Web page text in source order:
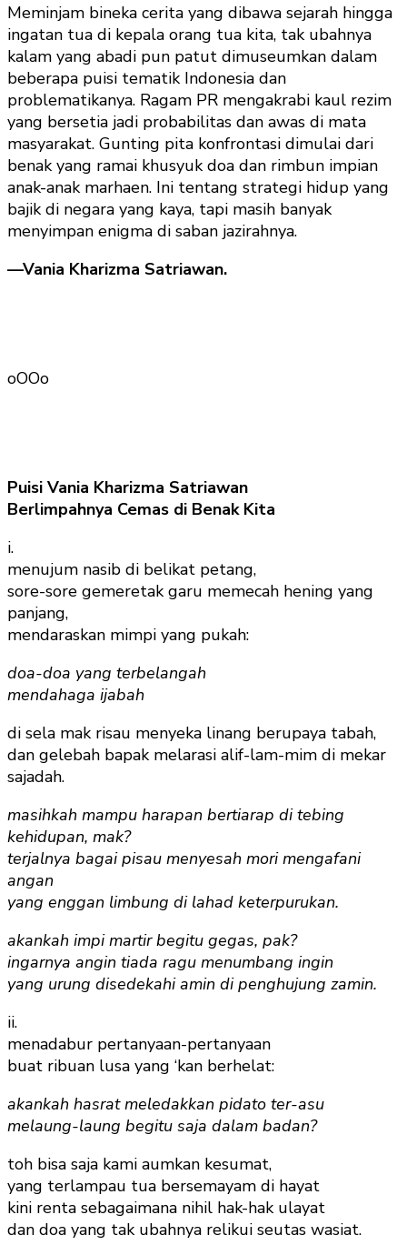
Meminjam bineka cerita yang dibawa sejarah hingga
ingatan tua di kepala orang tua kita, tak ubahnya
kalam yang abadi pun patut dimuseumkan dalam
beberapa puisi tematik Indonesia dan
problematikanya. Ragam PR mengakrabi kaul rezim
yang bersetia jadi probabilitas dan awas di mata
masyarakat. Gunting pita konfrontasi dimulai dari
benak yang ramai khusyuk doa dan rimbun impian
anak-anak marhaen. Ini tentang strategi hidup yang
bajik di negara yang kaya, tapi masih banyak
menyimpan enigma di saban jazirahnya.
—Vania Kharizma Satriawan.
oOOo
Puisi Vania Kharizma Satriawan
Berlimpahnya Cemas di Benak Kita
i.
menujum nasib di belikat petang,
sore-sore gemeretak garu memecah hening yang
panjang,
mendaraskan mimpi yang pukah:
doa-doa yang terbelangah
mendahaga ijabah
di sela mak risau menyeka linang berupaya tabah,
dan gelebah bapak melarasi alif-lam-mim di mekar
sajadah.
masihkah mampu harapan bertiarap di tebing
kehidupan, mak?
terjalnya bagai pisau menyesah mori mengafani
angan
yang enggan limbung di lahad keterpurukan.
akankah impi martir begitu gegas, pak?
ingarnya angin tiada ragu menumbang ingin
yang urung disedekahi amin di penghujung zamin.
ii.
menadabur pertanyaan-pertanyaan
buat ribuan lusa yang ‘kan berhelat:
akankah hasrat meledakkan pidato ter-asu
melaung-laung begitu saja dalam badan?
toh bisa saja kami aumkan kesumat,
yang terlampau tua bersemayam di hayat
kini renta sebagaimana nihil hak-hak ulayat
dan doa yang tak ubahnya relikui seutas wasiat.